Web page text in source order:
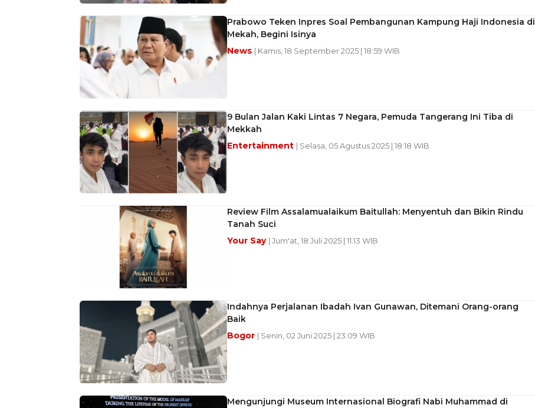
Prabowo Teken Inpres Soal Pembangunan Kampung Haji Indonesia di
Mekah, Begini Isinya
News | Kamis, 18 September 2025 | 18:59 WIB
9 Bulan Jalan Kaki Lintas 7 Negara, Pemuda Tangerang Ini Tiba di
Mekkah
Entertainment | Selasa, 05 Agustus 2025 | 18:18 WIB
Review Film Assalamualaikum Baitullah: Menyentuh dan Bikin Rindu
Tanah Suci
Your Say | Jum'at, 18 Juli 2025 | 11:13 WIB
Indahnya Perjalanan Ibadah Ivan Gunawan, Ditemani Orang-orang
Baik
Bogor | Senin, 02 Juni 2025 | 23:09 WIB
Mengunjungi Museum Internasional Biografi Nabi Muhammad di